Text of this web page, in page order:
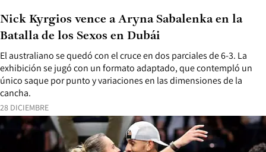
28 DICIEMBRE
El australiano se quedó con el cruce en dos parciales de 6-3. La
exhibición se jugó con un formato adaptado, que contempló un
único saque por punto y variaciones en las dimensiones de la
cancha.
Nick Kyrgios vence a Aryna Sabalenka en la
Batalla de los Sexos en Dubái